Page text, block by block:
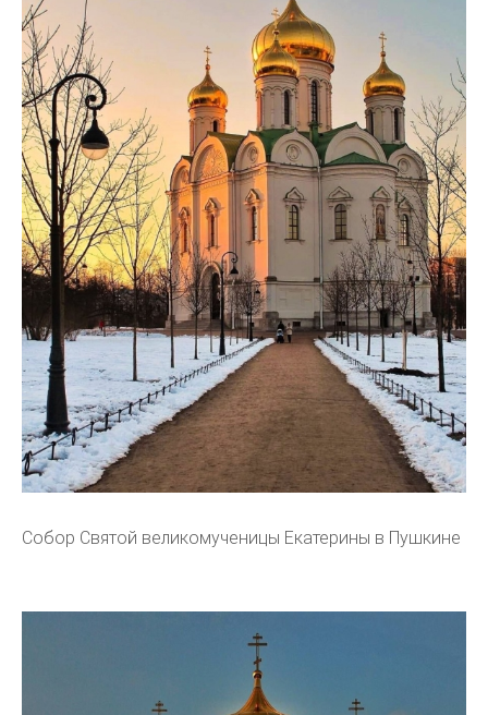
Собор Святой великомученицы Екатерины в Пушкине